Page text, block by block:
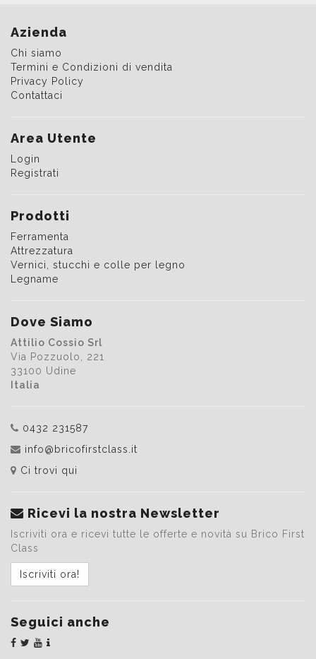
Azienda
Chi siamo
Termini e Condizioni di vendita
Privacy Policy
Contattaci
Area Utente
Login
Registrati
Prodotti
Ferramenta
Attrezzatura
Vernici, stucchi e colle per legno
Legname
Dove Siamo
Attilio Cossio Srl
Via Pozzuolo, 221
33100 Udine
Italia
0432 231587
info@bricofirstclass.it
Ci trovi qui
Ricevi la nostra Newsletter
Iscriviti ora e ricevi tutte le offerte e novità su Brico First
Class
Iscriviti ora!
Seguici anche